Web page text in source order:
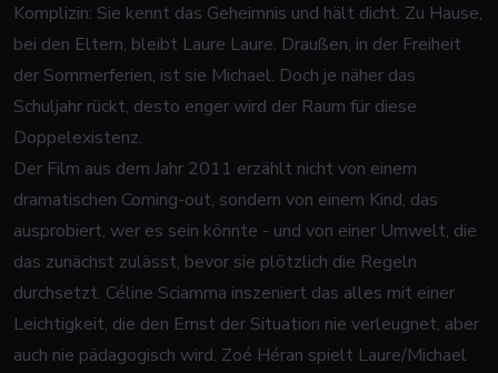
Komplizin: Sie kennt das Geheimnis und hält dicht. Zu Hause,
bei den Eltern, bleibt Laure Laure. Draußen, in der Freiheit
der Sommerferien, ist sie Michael. Doch je näher das
Schuljahr rückt, desto enger wird der Raum für diese
Doppelexistenz.
Der Film aus dem Jahr 2011 erzählt nicht von einem
dramatischen Coming-out, sondern von einem Kind, das
ausprobiert, wer es sein könnte - und von einer Umwelt, die
das zunächst zulässt, bevor sie plötzlich die Regeln
durchsetzt. Céline Sciamma inszeniert das alles mit einer
Leichtigkeit, die den Ernst der Situation nie verleugnet, aber
auch nie pädagogisch wird. Zoé Héran spielt Laure/Michael